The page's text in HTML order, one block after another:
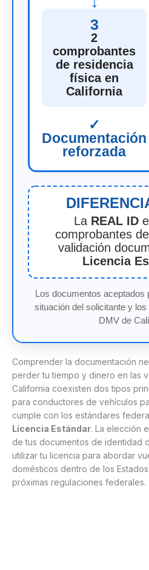
3
2
comprobantes
de residencia
física en
California
✓
Documentación
reforzada
La REAL ID
comprobantes
validación
Licencia
Los documentos aceptados
situación del solicitante y
DMV de
Comprender la documentación
perder tu tiempo y dinero en las
California coexisten dos tipos
para conductores de vehículos
cumple con los estándares
Licencia Estándar. La elección
de tus documentos de identidad
utilizar tu licencia para abordar
domésticos dentro de los
próximas regulaciones federales.